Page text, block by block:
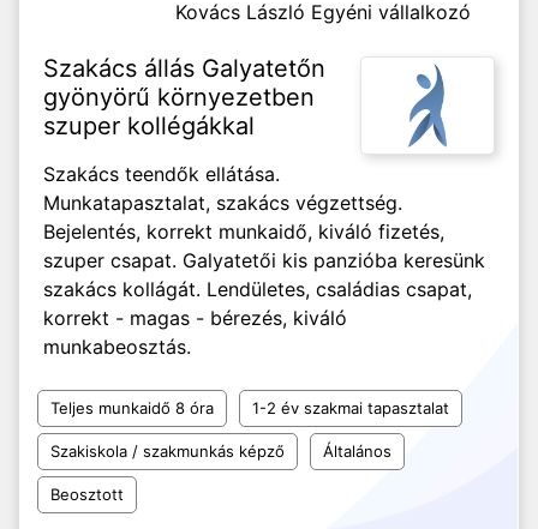
Kovács László Egyéni vállalkozó
Szakács állás Galyatetőn
gyönyörű környezetben
szuper kollégákkal
Szakács teendők ellátása.
Munkatapasztalat, szakács végzettség.
Bejelentés, korrekt munkaidő, kiváló fizetés,
szuper csapat. Galyatetői kis panzióba keresünk
szakács kollágát. Lendületes, családias csapat,
korrekt - magas - bérezés, kiváló
munkabeosztás.
Teljes munkaidő 8 óra 1-2 év szakmai tapasztalat
Szakiskola / szakmunkás képző Általános
Beosztott